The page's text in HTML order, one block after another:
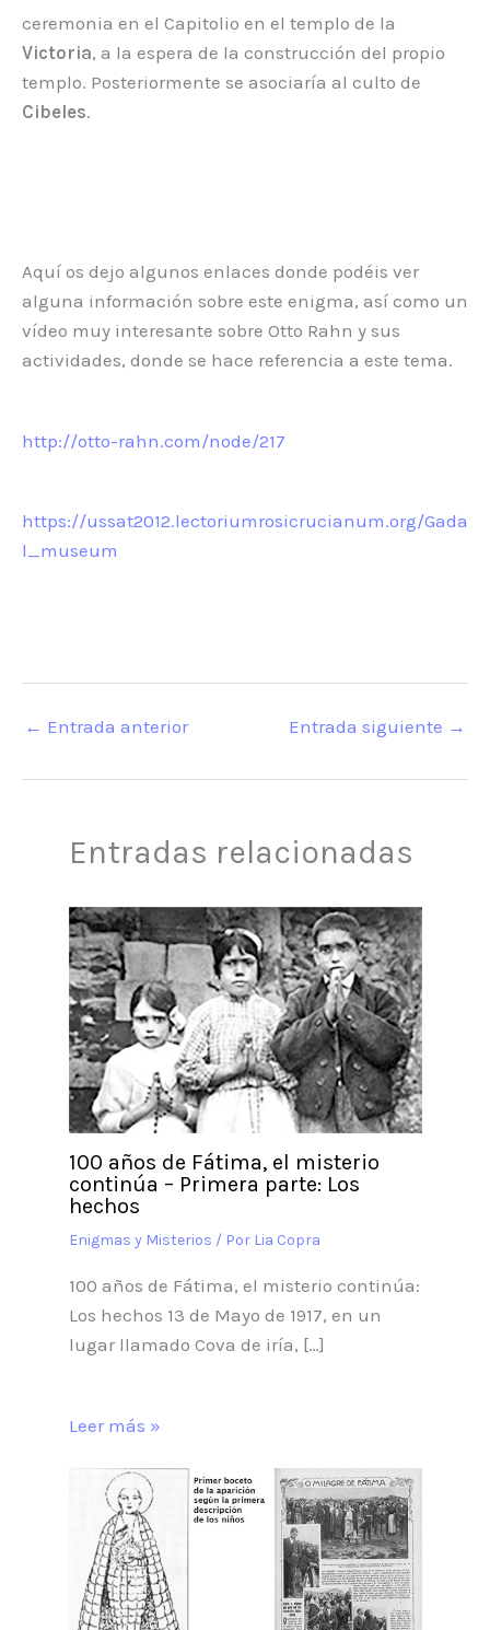
ceremonia en el Capitolio en el templo de la
Victoria, a la espera de la construcción del propio
templo. Posteriormente se asociaría al culto de
Cibeles.
Aquí os dejo algunos enlaces donde podéis ver
alguna información sobre este enigma, así como un
vídeo muy interesante sobre Otto Rahn y sus
actividades, donde se hace referencia a este tema.
http://otto-rahn.com/node/217
https://ussat2012.lectoriumrosicrucianum.org/Gada
l_museum
← Entrada anterior Entrada siguiente →
Entradas relacionadas
100 años de Fátima, el misterio
continúa – Primera parte: Los
hechos
Enigmas y Misterios / Por Lia Copra
100 años de Fátima, el misterio continúa:
Los hechos 13 de Mayo de 1917, en un
lugar llamado Cova de iría, […]
Leer más »